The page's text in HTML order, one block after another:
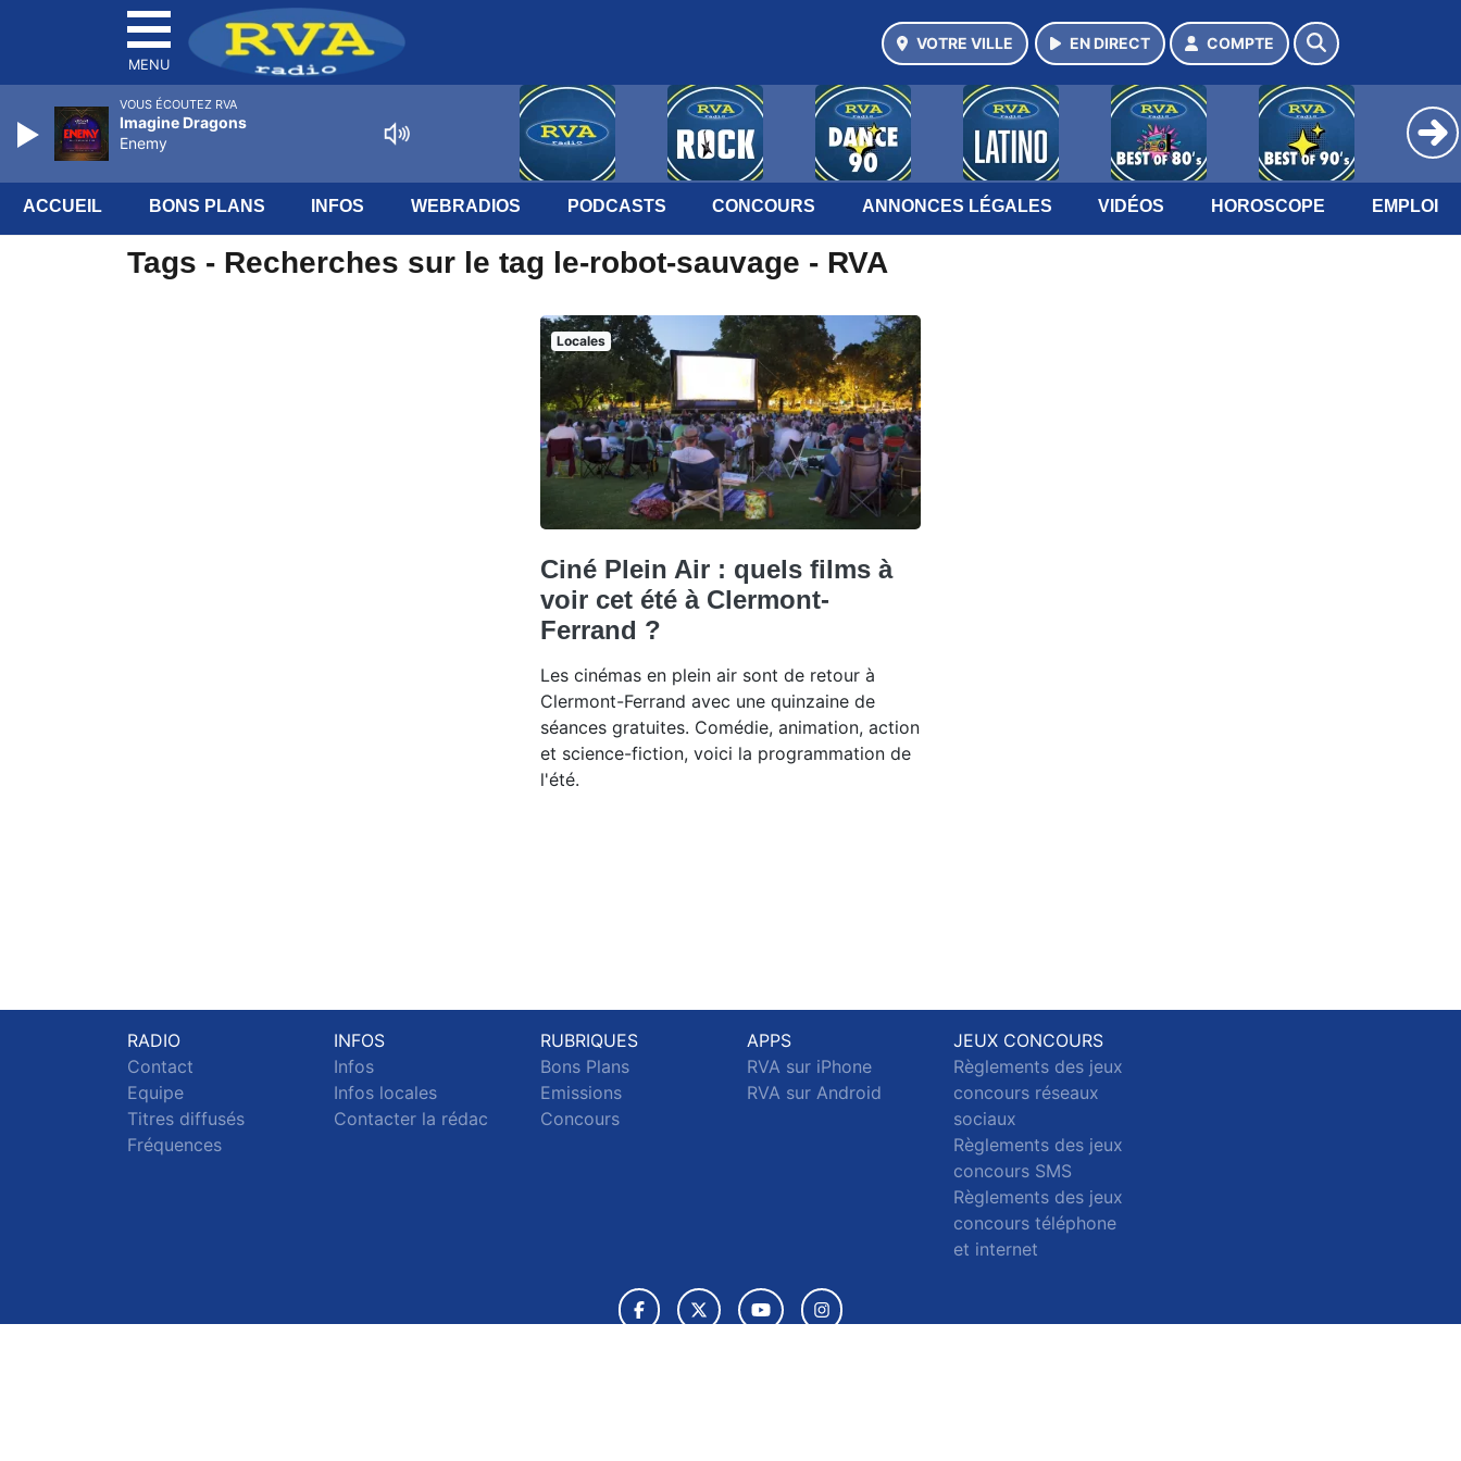
MENU
VOTRE VILLE EN DIRECT COMPTE
ACCUEIL BONS PLANS INFOS WEBRADIOS PODCASTS CONCOURS ANNONCES LÉGALES VIDÉOS HOROSCOPE EMPLOI
Tags - Recherches sur le tag le-robot-sauvage - RVA
Locales
Ciné Plein Air : quels films à
voir cet été à Clermont-
Ferrand ?
Les cinémas en plein air sont de retour à
Clermont-Ferrand avec une quinzaine de
séances gratuites. Comédie, animation, action
et science-fiction, voici la programmation de
l'été.
RADIO
Contact
Equipe
Titres diffusés
Fréquences
INFOS
Infos
Infos locales
Contacter la rédac
RUBRIQUES
Bons Plans
Emissions
Concours
APPS
RVA sur iPhone
RVA sur Android
JEUX CONCOURS
Règlements des jeux
concours réseaux
sociaux
Règlements des jeux
concours SMS
Règlements des jeux
concours téléphone
et internet
VOUS ÉCOUTEZ RVA
Imagine Dragons
Enemy